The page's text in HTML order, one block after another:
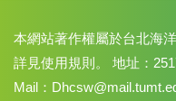
本網站著作權屬於台北海
詳見使用規則。 地址：
Mail：